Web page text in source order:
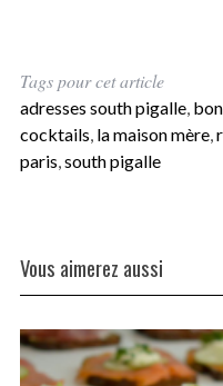
Tags pour cet article
adresses south pigalle,
cocktails, la maison mère,
paris,south pigalle
Vous aimerez aussi